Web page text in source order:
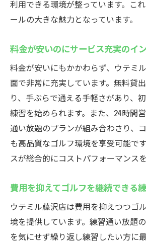
利用できる環境が整っています。こ
ールの大きな魅力となっています。
料金が安いのにサービス充実のイ
料金が安いにもかかわらず、ウテミ
面で非常に充実しています。無料貸
り、手ぶらで通える手軽さがあり、
練習を始められます。また、24時間
通い放題のプランが組み合わさり、
も高品質なゴルフ環境を享受可能で
スが総合的にコストパフォーマンス
費用を抑えてゴルフを継続できる
ウテミル藤沢店は費用を抑えつつゴ
境を提供しています。練習通い放題
を気にせず繰り返し練習したい方に